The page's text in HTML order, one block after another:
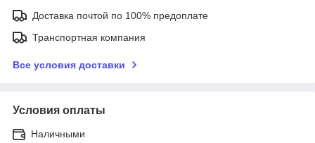
Доставка почтой по 100% предоплате
Транспортная компания
Все условия доставки
Условия оплаты
Наличными